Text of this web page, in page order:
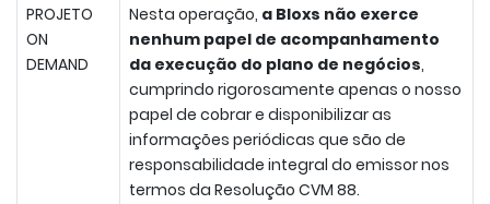
PROJETO
ON
DEMAND
Nesta operação, a Bloxs não exerce
nenhum papel de acompanhamento
da execução do plano de negócios,
cumprindo rigorosamente apenas o nosso
papel de cobrar e disponibilizar as
informações periódicas que são de
responsabilidade integral do emissor nos
termos da Resolução CVM 88.